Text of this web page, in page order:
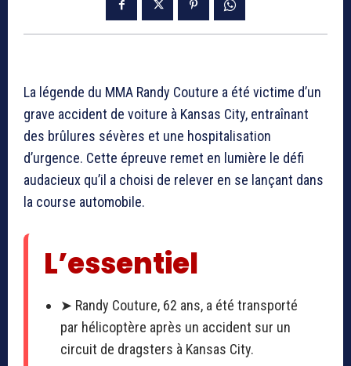
La légende du MMA Randy Couture a été victime d’un
grave accident de voiture à Kansas City, entraînant
des brûlures sévères et une hospitalisation
d’urgence. Cette épreuve remet en lumière le défi
audacieux qu’il a choisi de relever en se lançant dans
la course automobile.
L’essentiel
➤ Randy Couture, 62 ans, a été transporté
par hélicoptère après un accident sur un
circuit de dragsters à Kansas City.